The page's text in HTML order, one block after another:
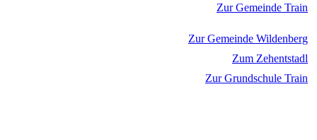
Zur Gemeinde Train
Zur Gemeinde Wildenberg
Zum Zehentstadl
Zur Grundschule Train